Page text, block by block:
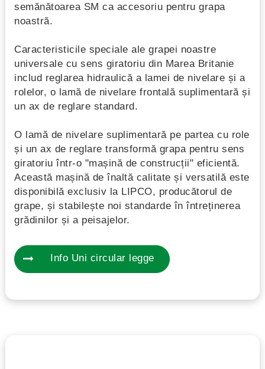
semănătoarea SM ca accesoriu pentru grapa
noastră.
Caracteristicile speciale ale grapei noastre
universale cu sens giratoriu din Marea Britanie
includ reglarea hidraulică a lamei de nivelare și a
rolelor, o lamă de nivelare frontală suplimentară și
un ax de reglare standard.
O lamă de nivelare suplimentară pe partea cu role
și un ax de reglare transformă grapa pentru sens
giratoriu într-o "mașină de construcții" eficientă.
Această mașină de înaltă calitate și versatilă este
disponibilă exclusiv la LIPCO, producătorul de
grape, și stabilește noi standarde în întreținerea
grădinilor și a peisajelor.
Info Uni circular legge